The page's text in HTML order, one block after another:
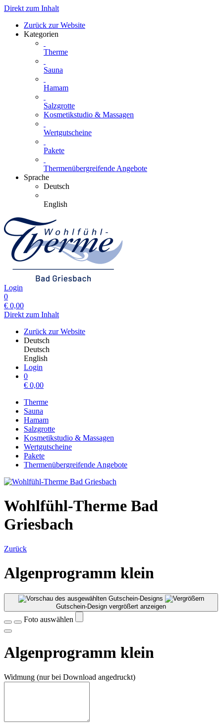
Direkt zum Inhalt
Zurück zur Website
Kategorien
Therme
Sauna
Hamam
Salzgrotte
Kosmetikstudio & Massagen
Wertgutscheine
Pakete
Thermenübergreifende Angebote
Sprache
Deutsch
English
Login
0
€ 0,00
Direkt zum Inhalt
Zurück zur Website
Deutsch
Deutsch
English
Login
0
€ 0,00
Therme
Sauna
Hamam
Salzgrotte
Kosmetikstudio & Massagen
Wertgutscheine
Pakete
Thermenübergreifende Angebote
Wohlfühl-Therme Bad
Griesbach
Zurück
Algenprogramm klein
Gutschein-Design vergrößert anzeigen
Foto auswählen
Algenprogramm klein
Widmung (nur bei Download angedruckt)